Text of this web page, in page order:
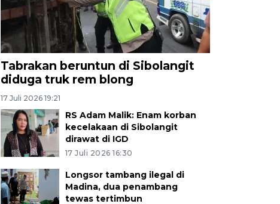
Tabrakan beruntun di Sibolangit
diduga truk rem blong
17 Juli 2026 19:21
RS Adam Malik: Enam korban
kecelakaan di Sibolangit
dirawat di IGD
17 Juli 2026 16:30
Longsor tambang ilegal di
Madina, dua penambang
tewas tertimbun